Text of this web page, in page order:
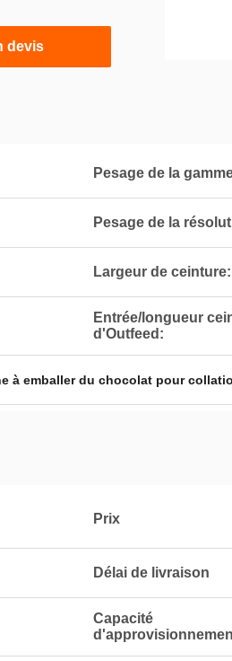
devis
Pesage de la
Pesage de la
Largeur de ceinture:
Entrée/longueur
d'Outfeed:
à emballer du chocolat pour
Prix
Délai de livraison
Capacité